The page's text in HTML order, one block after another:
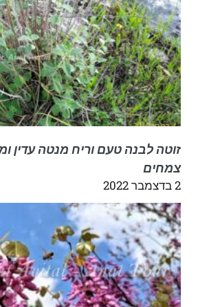
זוטה לבנה טעם וריח מנטה עדין
צמחים
2 בדצמבר 2022